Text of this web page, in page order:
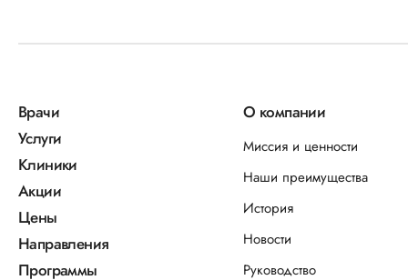
Врачи
Услуги
Клиники
Акции
Цены
Направления
Программы
О компании
Миссия и ценности
Наши преимущества
История
Новости
Руководство